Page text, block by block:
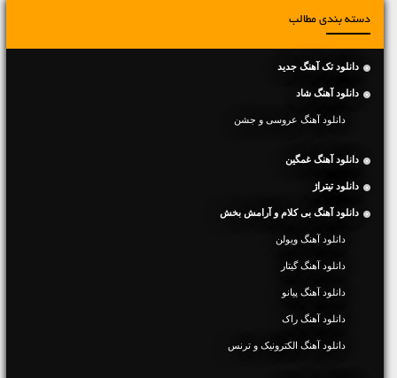
دسته بندی مطالب
دانلود تک آهنگ جدید
دانلود آهنگ شاد
دانلود آهنگ عروسی و جشن
دانلود آهنگ غمگین
دانلود تیتراژ
دانلود آهنگ بی کلام و آرامش بخش
دانلود آهنگ ویولن
دانلود آهنگ گیتار
دانلود آهنگ پیانو
دانلود آهنگ راک
دانلود آهنگ الکترونیک و ترنس